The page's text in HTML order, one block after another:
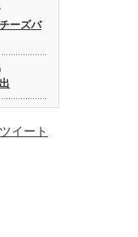
ーズバ
イート